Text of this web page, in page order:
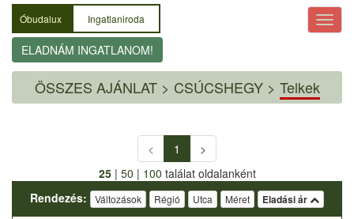
Óbudalux Ingatlaniroda
ELADNÁM INGATLANOM!
ÖSSZES AJÁNLAT> CSÚCSHEGY > Telkek
< 1
>
25| 50 | 100 találat oldalanként
Rendezés:
Változások Régió Utca Méret Eladási ár